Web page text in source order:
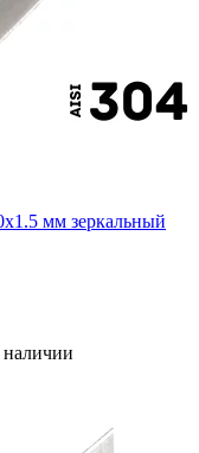
мм зеркальный